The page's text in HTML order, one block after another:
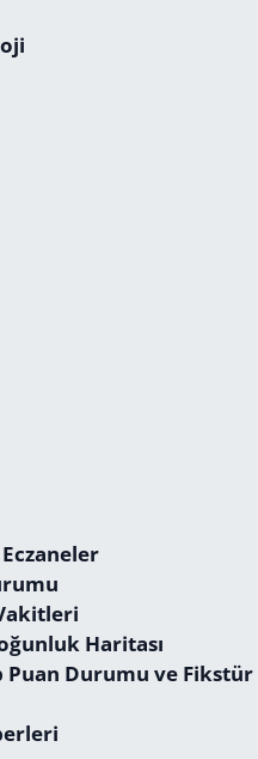
Haritası
Puan Durumu ve Fikstür